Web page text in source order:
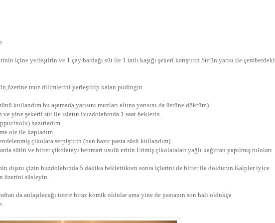
içine yerleştirin ve 1 çay bardağı süt ile 1 tatlı kaşığı şekeri karıştırın.Sütün yarısı ile çemberdeki
muz dilimlerini yerleştirip kalan pudingin
kullandım bu aşamada,yarısını muzları altına yarısını da üstüne döktüm)
ve yine şekerli süt ile ıslatın.Buzdolabında 1 saat bekletin.
hazırladım
ole ile kapladım.
çikolata serpiştirin (ben hazır pasta süsü kullandım)
sütlü ve bitter çikolatayı benmari usulü eritin.Erimiş çikolataları yağlı kağıttan yapılmış ruloları
dışını çizin.buzdolabında 5 dakika beklettikten sonra içlerini de bitter ile doldurun.Kalpler iyice
üzerini süsleyin.
da anlaşılacağı üzere biraz komik oldular ama yine de pastanın son hali oldukça